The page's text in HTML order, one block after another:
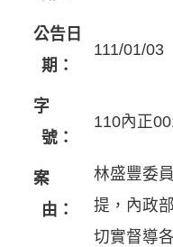
公告日
期：
111/01/03
字
號：
110內正
案
由：
林盛豐委
提，內政
切實督導